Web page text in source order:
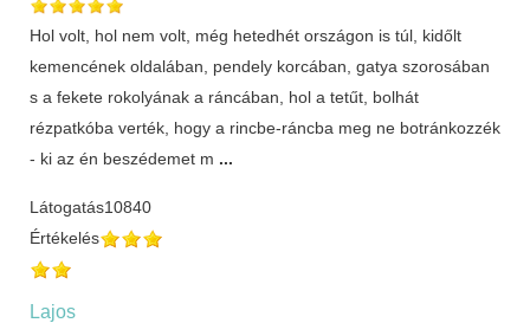
Hol volt, hol nem volt, még hetedhét országon is túl, kidőlt
kemencének oldalában, pendely korcában, gatya szorosában
s a fekete rokolyának a ráncában, hol a tetűt, bolhát
rézpatkóba verték, hogy a rincbe-ráncba meg ne botránkozzék
- ki az én beszédemet m ...
Látogatás10840
Értékelés
Lajos